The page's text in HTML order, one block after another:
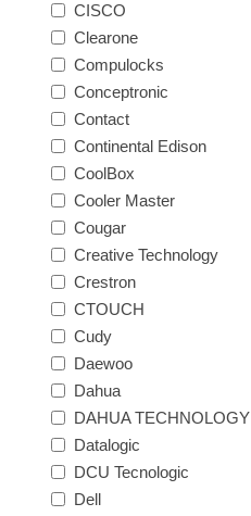
CISCO
Clearone
Compulocks
Conceptronic
Contact
Continental Edison
CoolBox
Cooler Master
Cougar
Creative Technology
Crestron
CTOUCH
Cudy
Daewoo
Dahua
DAHUA TECHNOLOGY
Datalogic
DCU Tecnologic
Dell